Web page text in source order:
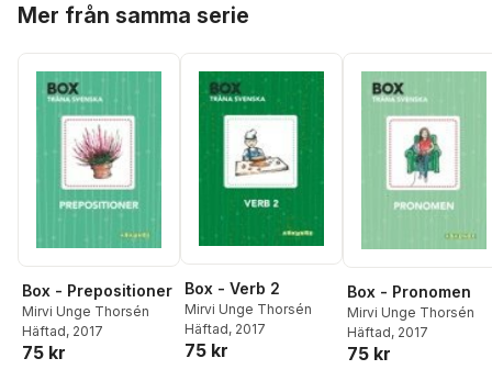
Mer från samma serie
Box - Prepositioner
Mirvi Unge Thorsén
Häftad, 2017
75 kr
Box - Verb 2
Mirvi Unge Thorsén
Häftad, 2017
75 kr
Box - Pronomen
Mirvi Unge Thorsén
Häftad, 2017
75 kr